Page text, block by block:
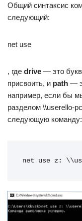
Общий синтаксис
следующий:
net use
, где drive — это
присвоить, и path —
например, если бы
разделом \\userello-
следующую команду:
net use z: